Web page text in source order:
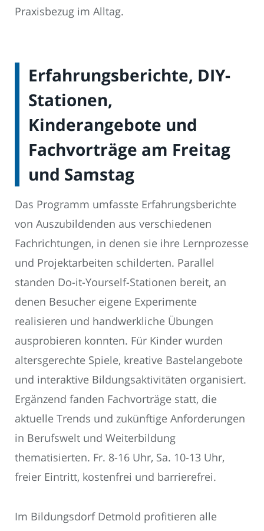
Praxisbezug im Alltag.
Erfahrungsberichte, DIY-
Stationen,
Kinderangebote und
Fachvorträge am Freitag
und Samstag
Das Programm umfasste Erfahrungsberichte
von Auszubildenden aus verschiedenen
Fachrichtungen, in denen sie ihre Lernprozesse
und Projektarbeiten schilderten. Parallel
standen Do-it-Yourself-Stationen bereit, an
denen Besucher eigene Experimente
realisieren und handwerkliche Übungen
ausprobieren konnten. Für Kinder wurden
altersgerechte Spiele, kreative Bastelangebote
und interaktive Bildungsaktivitäten organisiert.
Ergänzend fanden Fachvorträge statt, die
aktuelle Trends und zukünftige Anforderungen
in Berufswelt und Weiterbildung
thematisierten. Fr. 8-16 Uhr, Sa. 10-13 Uhr,
freier Eintritt, kostenfrei und barrierefrei.
Im Bildungsdorf Detmold profitieren alle